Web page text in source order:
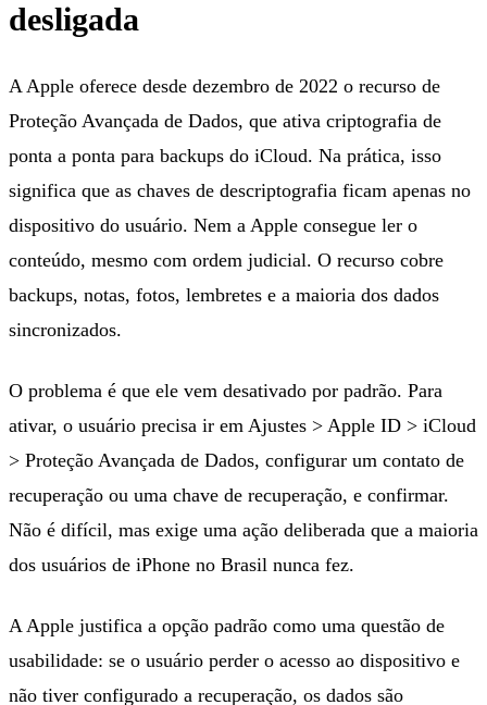
desligada
A Apple oferece desde dezembro de 2022 o recurso de
Proteção Avançada de Dados, que ativa criptografia de
ponta a ponta para backups do iCloud. Na prática, isso
significa que as chaves de descriptografia ficam apenas no
dispositivo do usuário. Nem a Apple consegue ler o
conteúdo, mesmo com ordem judicial. O recurso cobre
backups, notas, fotos, lembretes e a maioria dos dados
sincronizados.
O problema é que ele vem desativado por padrão. Para
ativar, o usuário precisa ir em Ajustes > Apple ID > iCloud
> Proteção Avançada de Dados, configurar um contato de
recuperação ou uma chave de recuperação, e confirmar.
Não é difícil, mas exige uma ação deliberada que a maioria
dos usuários de iPhone no Brasil nunca fez.
A Apple justifica a opção padrão como uma questão de
usabilidade: se o usuário perder o acesso ao dispositivo e
não tiver configurado a recuperação, os dados são